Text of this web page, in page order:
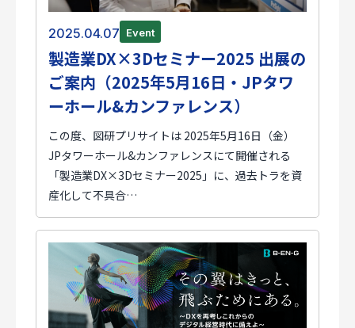
2025.04.07 Event
製造業DX×3Dセミナー2025 出展の
ご案内（2025年5月16日・JPタワ
ーホール&カンファレンス）
この度、図研プリサイトは 2025年5月16日（金）
JPタワーホール&カンファレンスにて開催される
「製造業DX×3Dセミナー2025」に、過去トラを資
産化して不具合…